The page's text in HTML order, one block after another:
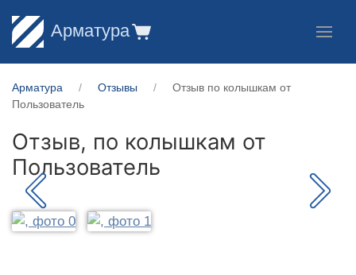
Арматура
Арматура Отзывы
Отзыв по колышкам от
Пользователь
Отзыв, по колышкам от
Пользователь